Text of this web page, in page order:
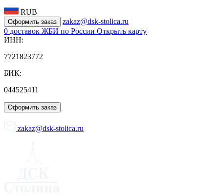
RUB
Оформить заказ
zakaz@dsk-stolica.ru
0 доставок ЖБИ по России Открыть карту
ИНН:
7721823772
БИК:
044525411
Оформить заказ
zakaz@dsk-stolica.ru